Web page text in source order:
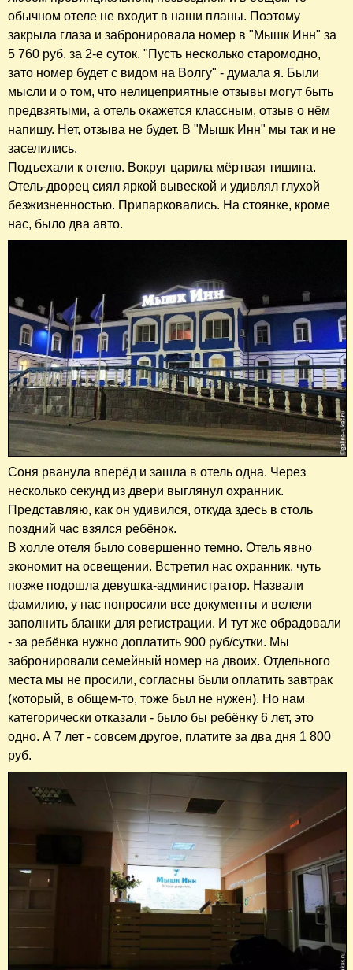
обычном отеле не входит в наши планы. Поэтому
закрыла глаза и забронировала номер в "Мышк Инн" за
5 760 руб. за 2-е суток. "Пусть несколько старомодно,
зато номер будет с видом на Волгу" - думала я. Были
мысли и о том, что нелицеприятные отзывы могут быть
предвзятыми, а отель окажется классным, отзыв о нём
напишу. Нет, отзыва не будет. В "Мышк Инн" мы так и не
заселились.
Подъехали к отелю. Вокруг царила мёртвая тишина.
Отель-дворец сиял яркой вывеской и удивлял глухой
безжизненностью. Припарковались. На стоянке, кроме
нас, было два авто.
Соня рванула вперёд и зашла в отель одна. Через
несколько секунд из двери выглянул охранник.
Представляю, как он удивился, откуда здесь в столь
поздний час взялся ребёнок.
В холле отеля было совершенно темно. Отель явно
экономит на освещении. Встретил нас охранник, чуть
позже подошла девушка-администратор. Назвали
фамилию, у нас попросили все документы и велели
заполнить бланки для регистрации. И тут же обрадовали
- за ребёнка нужно доплатить 900 руб/сутки. Мы
забронировали семейный номер на двоих. Отдельного
места мы не просили, согласны были оплатить завтрак
(который, в общем-то, тоже был не нужен). Но нам
категорически отказали - было бы ребёнку 6 лет, это
одно. А 7 лет - совсем другое, платите за два дня 1 800
руб.